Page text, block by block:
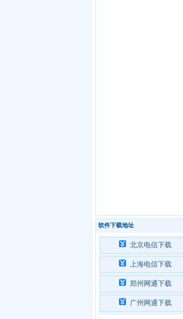
软件下载地址
北京电信下载
上海电信下载
郑州网通下载
广州网通下载